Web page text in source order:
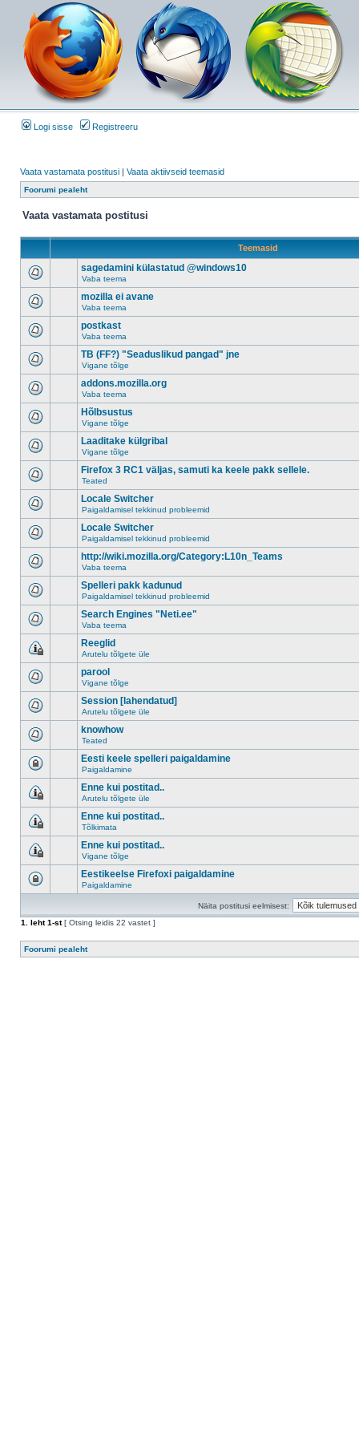
Logi sisse Registreeru
Vaata vastamata postitusi | Vaata aktiivseid teemasid
Foorumi pealeht
Vaata vastamata postitusi
Teemasid
sagedamini külastatud @windows10
Vaba teema
mozilla ei avane
Vaba teema
postkast
Vaba teema
TB (FF?) "Seaduslikud pangad" jne
Vigane tõlge
addons.mozilla.org
Vaba teema
Hõlbsustus
Vigane tõlge
Laaditake külgribal
Vigane tõlge
Firefox 3 RC1 väljas, samuti ka keele pakk sellele.
Teated
Locale Switcher
Paigaldamisel tekkinud probleemid
Locale Switcher
Paigaldamisel tekkinud probleemid
http://wiki.mozilla.org/Category:L10n_Teams
Vaba teema
Spelleri pakk kadunud
Paigaldamisel tekkinud probleemid
Search Engines "Neti.ee"
Vaba teema
Reeglid
Arutelu tõlgete üle
parool
Vigane tõlge
Session [lahendatud]
Arutelu tõlgete üle
knowhow
Teated
Eesti keele spelleri paigaldamine
Paigaldamine
Enne kui postitad..
Arutelu tõlgete üle
Enne kui postitad..
Tõlkimata
Enne kui postitad..
Vigane tõlge
Eestikeelse Firefoxi paigaldamine
Paigaldamine
Näita postitusi eelmisest:
1
. leht1-st[ Otsing leidis 22 vastet ]
Foorumi pealeht